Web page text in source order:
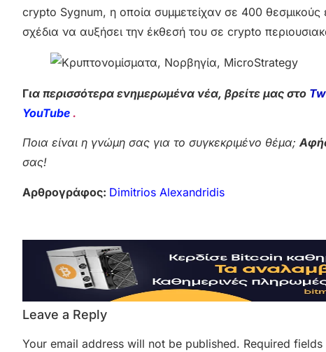
crypto Sygnum, η οποία συμμετείχαν σε 400
σχέδια να αυξήσει την έκθεσή του σε crypto
Για περισσότερα ενημερωμένα νέα, βρείτε μας στο
YouTube .
Ποια είναι η γνώμη σας για το συγκεκριμένο θέμα;
σας!
Αρθρογράφος: Dimitrios Alexandridis
Leave a Reply
Your email address will not be published. Required